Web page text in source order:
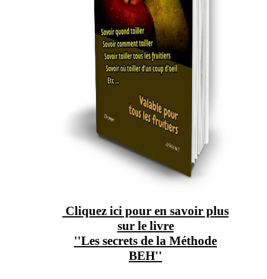
Cliquez ici pour en savoir plus
sur le livre
''Les secrets de la Méthode
BEH''